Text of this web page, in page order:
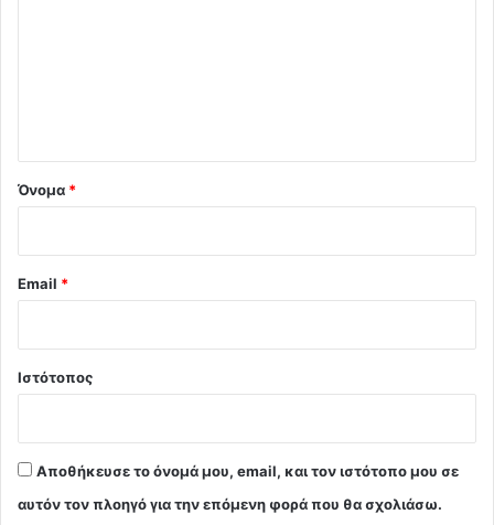
Όνομα *
Email *
Ιστότοπος
Αποθήκευσε το όνομά μου, email, και τον ιστότοπο μου σε
αυτόν τον πλοηγό για την επόμενη φορά που θα σχολιάσω.